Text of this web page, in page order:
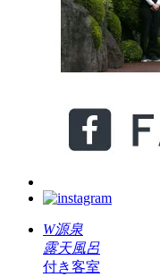
W源泉
露天風呂
付き客室